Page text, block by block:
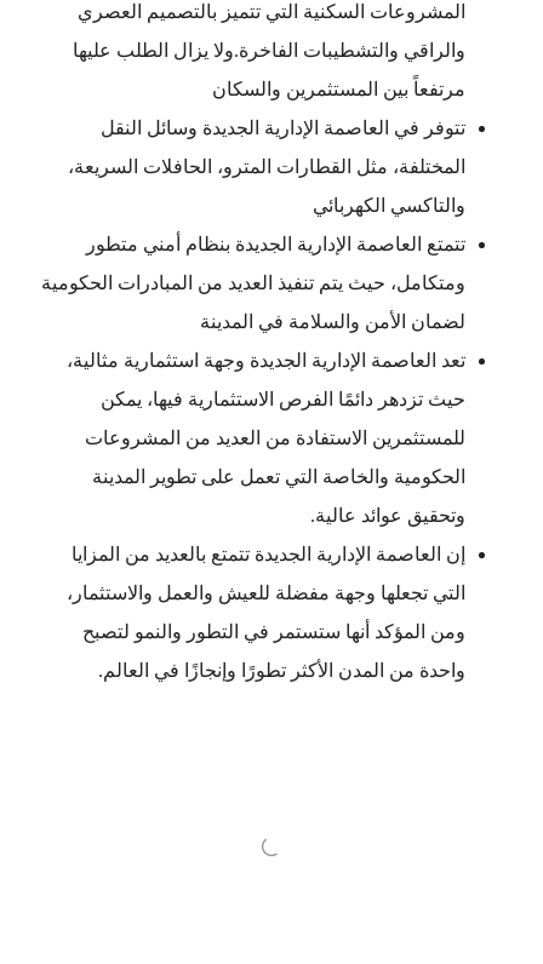
المشروعات السكنية التي تتميز بالتصميم العصري
والراقي والتشطيبات الفاخرة.ولا يزال الطلب عليها
مرتفعاً بين المستثمرين والسكان
تتوفر في العاصمة الإدارية الجديدة وسائل النقل
المختلفة، مثل القطارات المترو، الحافلات السريعة،
والتاكسي الكهربائي
تتمتع العاصمة الإدارية الجديدة بنظام أمني متطور
ومتكامل، حيث يتم تنفيذ العديد من المبادرات الحكومية
لضمان الأمن والسلامة في المدينة
تعد العاصمة الإدارية الجديدة وجهة استثمارية مثالية،
حيث تزدهر دائمًا الفرص الاستثمارية فيها، يمكن
للمستثمرين الاستفادة من العديد من المشروعات
الحكومية والخاصة التي تعمل على تطوير المدينة
وتحقيق عوائد عالية.
إن العاصمة الإدارية الجديدة تتمتع بالعديد من المزايا
التي تجعلها وجهة مفضلة للعيش والعمل والاستثمار،
ومن المؤكد أنها ستستمر في التطور والنمو لتصبح
واحدة من المدن الأكثر تطورًا وإنجازًا في العالم.